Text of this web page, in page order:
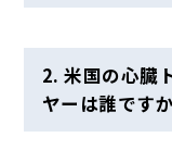
2. 米国の心臓
ヤーは誰です